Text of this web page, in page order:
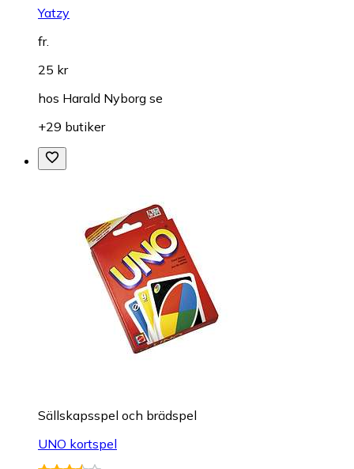
Yatzy
fr.
25 kr
hos Harald Nyborg se
+29 butiker
Sällskapsspel och brädspel
UNO kortspel